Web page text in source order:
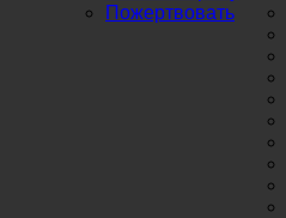
Пожертвовать